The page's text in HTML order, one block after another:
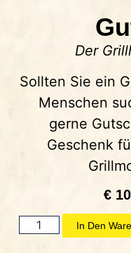
Der
Sollten Sie ein
Menschen
gerne
Geschenk
€
In Den